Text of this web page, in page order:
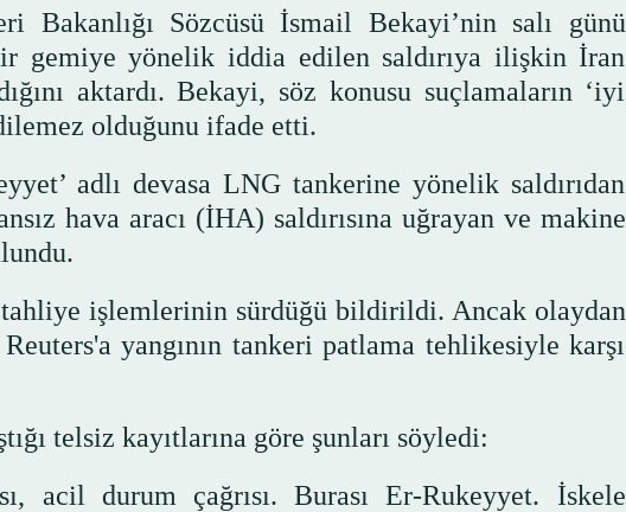
Bakanlığı Sözcüsü İsmail Bekayi’nin salı günü
gemiye yönelik iddia edilen saldırıya ilişkin İran
aktardı. Bekayi, söz konusu suçlamaların ‘iyi
olduğunu ifade etti.
adlı devasa LNG tankerine yönelik saldırıdan
hava aracı (İHA) saldırısına uğrayan ve makine
tahliye işlemlerinin sürdüğü bildirildi. Ancak olaydan
yangının tankeri patlama tehlikesiyle karşı
telsiz kayıtlarına göre şunları söyledi:
acil durum çağrısı. Burası Er-Rukeyyet. İskele